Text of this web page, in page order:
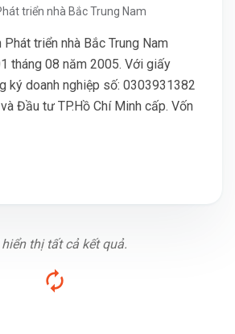
triển nhà Bắc Trung Nam
triển nhà Bắc Trung Nam
tháng 08 năm 2005. Với giấy
ký doanh nghiệp số: 0303931382
Đầu tư TP.Hồ Chí Minh cấp. Vốn
thị tất cả kết quả.